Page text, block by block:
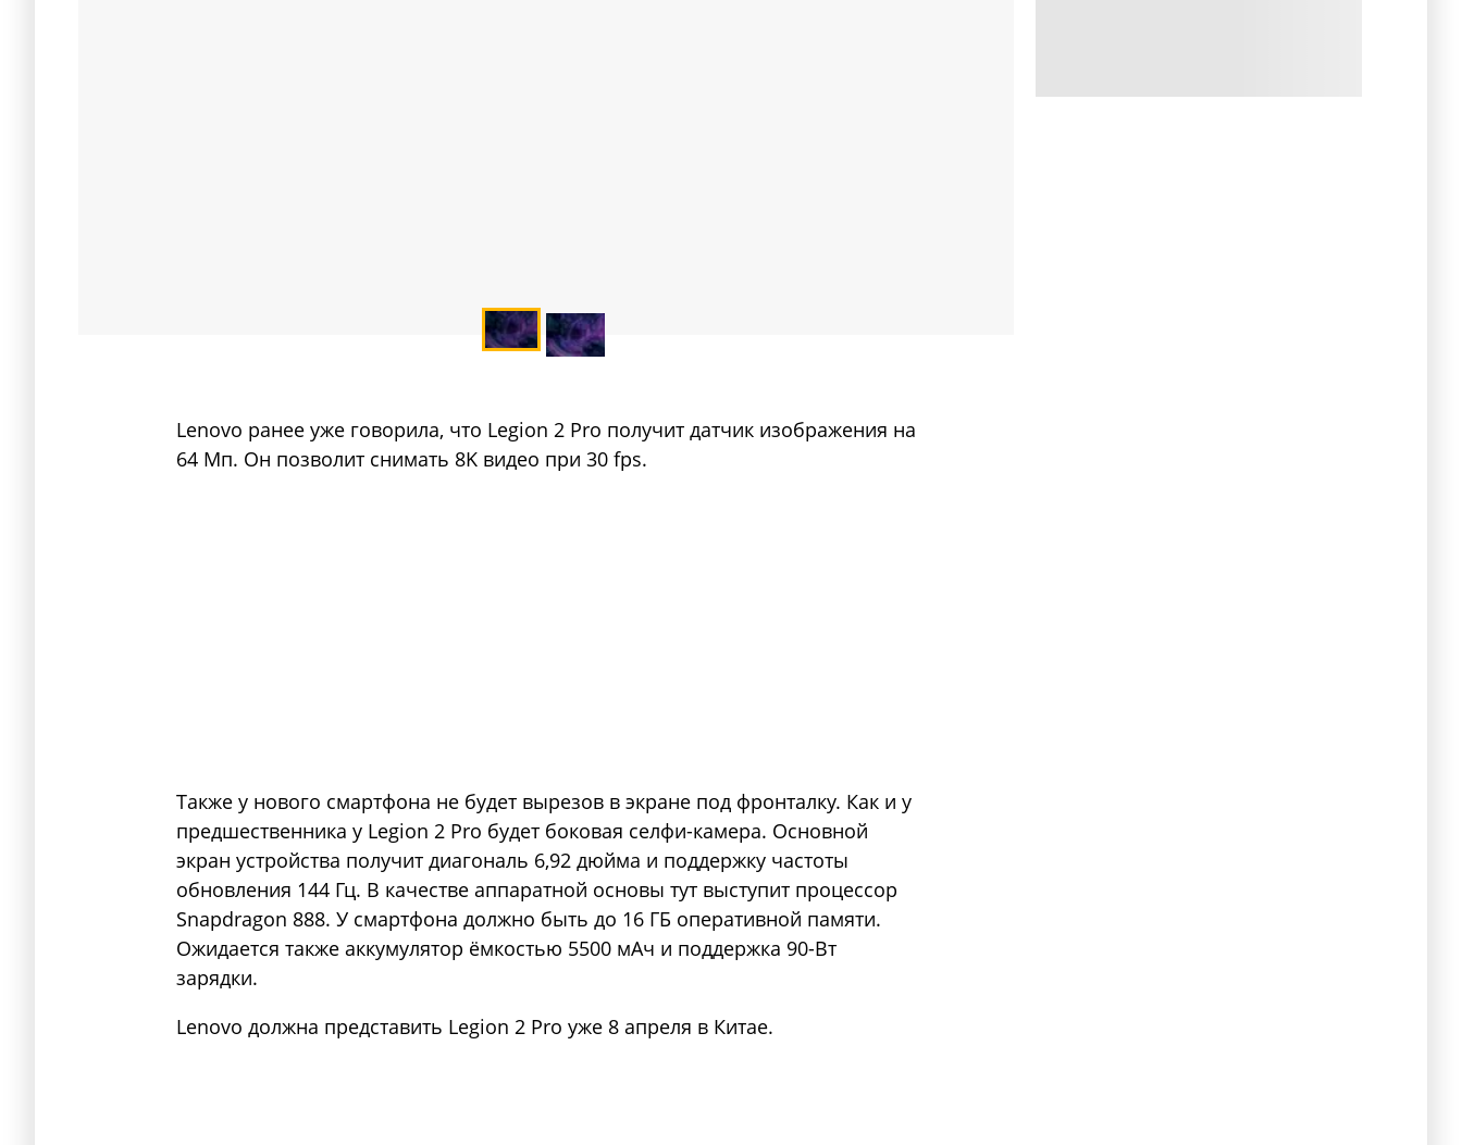
Lenovo ранее уже говорила, что Legion 2 Pro получит датчик изображения на
64 Мп. Он позволит снимать 8K видео при 30 fps.
Также у нового смартфона не будет вырезов в экране под фронталку. Как и у
предшественника у Legion 2 Pro будет боковая селфи-камера. Основной
экран устройства получит диагональ 6,92 дюйма и поддержку частоты
обновления 144 Гц. В качестве аппаратной основы тут выступит процессор
Snapdragon 888. У смартфона должно быть до 16 ГБ оперативной памяти.
Ожидается также аккумулятор ёмкостью 5500 мАч и поддержка 90-Вт
зарядки.
Lenovo должна представить Legion 2 Pro уже 8 апреля в Китае.